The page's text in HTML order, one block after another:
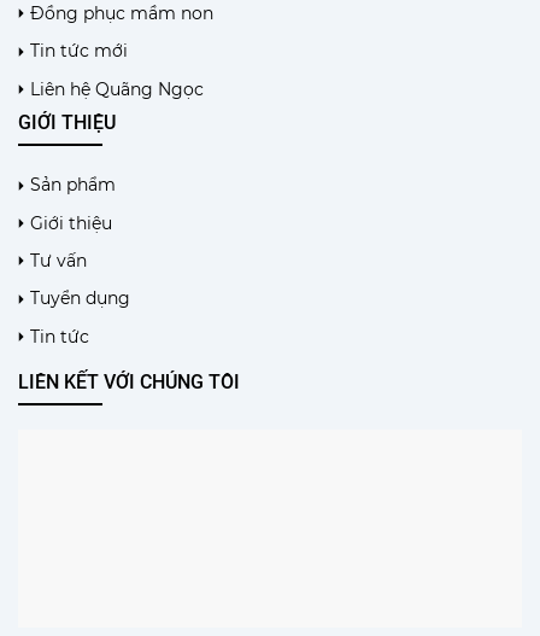
Đồng phục mầm non
Tin tức mới
Liên hệ Quãng Ngọc
GIỚI THIỆU
Sản phẩm
Giới thiệu
Tư vấn
Tuyển dụng
Tin tức
LIÊN KẾT VỚI CHÚNG TÔI